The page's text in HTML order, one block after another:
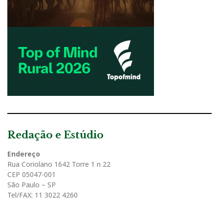
Redação e Estúdio
Endereço
Rua Coriolano 1642 Torre 1 n 22
CEP 05047-001
São Paulo – SP
Tel/FAX: 11 3022 4260